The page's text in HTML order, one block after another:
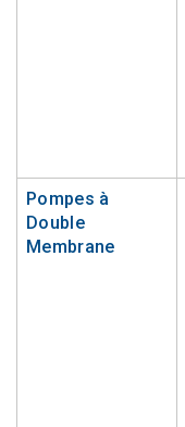
Pompes à
Double
Membrane